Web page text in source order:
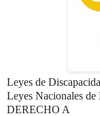
Leyes de
Leyes Nacionales de
DERECHO A